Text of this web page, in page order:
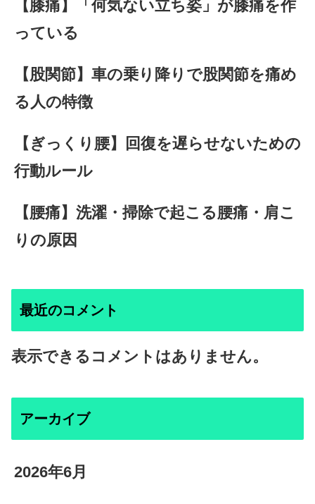
【膝痛】「何気ない立ち姿」が膝痛を作
っている
【股関節】車の乗り降りで股関節を痛め
る人の特徴
【ぎっくり腰】回復を遅らせないための
行動ルール
【腰痛】洗濯・掃除で起こる腰痛・肩こ
りの原因
最近のコメント
表示できるコメントはありません。
アーカイブ
2026年6月